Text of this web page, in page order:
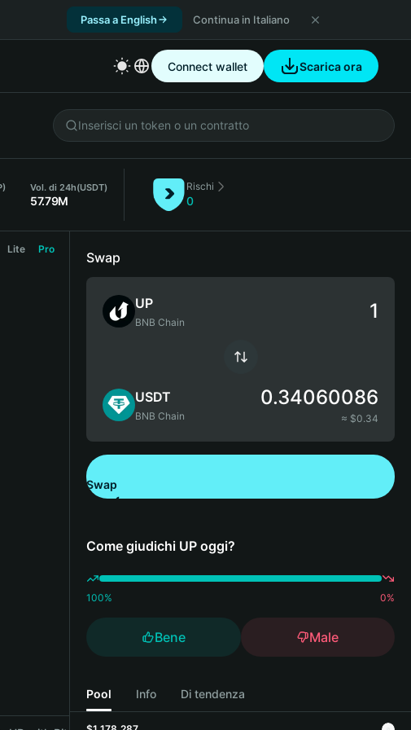
Passa a English Continua in Italiano
Connect wallet Scarica ora
Vol. di 24h(USDT)
57.79M
Rischi
0
Lite Pro
Swap
UP
BNB Chain
USDT
BNB Chain
0.34060086
≈ $0.34
Swap
Come giudichi UP oggi?
100% 0%
Bene Male
Pool Info Di tendenza